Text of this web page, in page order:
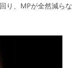
り、MPが全然減らな